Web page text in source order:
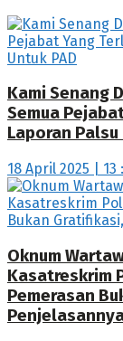
Kami Senang
Semua
Laporan Palsu
18 April 2025 | 13
Oknum
Kasatreskrim
Pemerasan